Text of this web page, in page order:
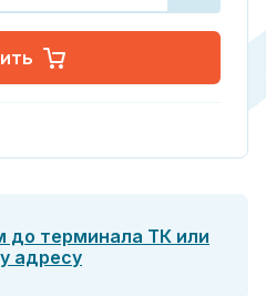
до терминала ТК или
адресу